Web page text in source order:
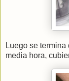
Luego se
media hora,